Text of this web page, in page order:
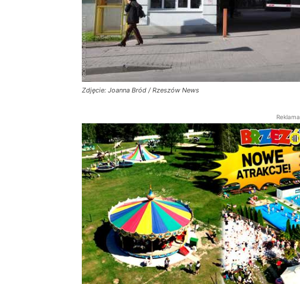
Zdjęcie: Joanna Bród / Rzeszów News
Reklama